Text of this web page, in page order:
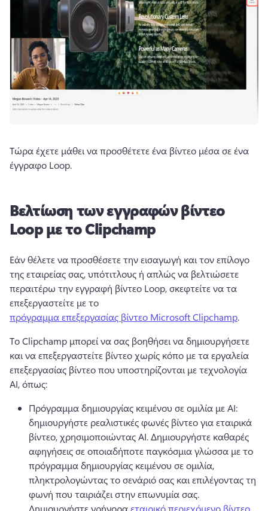
Τώρα έχετε μάθει να προσθέτετε ένα βίντεο μέσα σε ένα
έγγραφο Loop.
Βελτίωση των εγγραφών βίντεο
Loop με το Clipchamp
Εάν θέλετε να προσθέσετε την εισαγωγή και τον επίλογο
της εταιρείας σας, υπότιτλους ή απλώς να βελτιώσετε
περαιτέρω την εγγραφή βίντεο Loop, σκεφτείτε να τα
επεξεργαστείτε με το
πρόγραμμα επεξεργασίας βίντεο Microsoft Clipchamp.
Το Clipchamp μπορεί να σας βοηθήσει να δημιουργήσετε
και να επεξεργαστείτε βίντεο χωρίς κόπο με τα εργαλεία
επεξεργασίας βίντεο που υποστηρίζονται με τεχνολογία
AI, όπως:
Πρόγραμμα δημιουργίας κειμένου σε ομιλία με ΑΙ:
δημιουργήστε ρεαλιστικές φωνές βίντεο για εταιρικά
βίντεο, χρησιμοποιώντας AI. Δημιουργήστε καθαρές
αφηγήσεις σε οποιαδήποτε παγκόσμια γλώσσα με το
πρόγραμμα δημιουργίας κειμένου σε ομιλία,
πληκτρολογώντας το σενάριό σας και επιλέγοντας τη
Δημιουργήστε γρήγορα εταιρικό περιεχόμενο βίντεο